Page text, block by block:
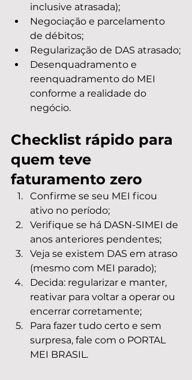
inclusive atrasada);
Negociação e parcelamento
de débitos;
Regularização de DAS atrasado;
Desenquadramento e
reenquadramento do MEI
conforme a realidade do
negócio.
Checklist rápido para
quem teve
faturamento zero
Confirme se seu MEI ficou
ativo no período;
Verifique se há DASN-SIMEI de
anos anteriores pendentes;
Veja se existem DAS em atraso
(mesmo com MEI parado);
Decida: regularizar e manter,
reativar para voltar a operar ou
encerrar corretamente;
Para fazer tudo certo e sem
surpresa, fale com o PORTAL
MEI BRASIL.